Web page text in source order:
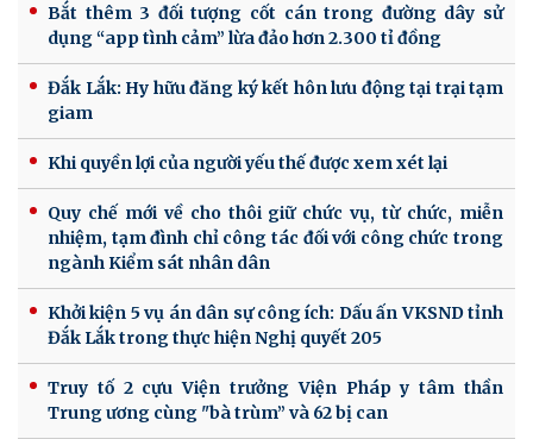
Bắt thêm 3 đối tượng cốt cán trong đường dây sử
dụng “app tình cảm” lừa đảo hơn 2.300 tỉ đồng
Đắk Lắk: Hy hữu đăng ký kết hôn lưu động tại trại tạm
giam
Khi quyền lợi của người yếu thế được xem xét lại
Quy chế mới về cho thôi giữ chức vụ, từ chức, miễn
nhiệm, tạm đình chỉ công tác đối với công chức trong
ngành Kiểm sát nhân dân
Khởi kiện 5 vụ án dân sự công ích: Dấu ấn VKSND tỉnh
Đắk Lắk trong thực hiện Nghị quyết 205
Truy tố 2 cựu Viện trưởng Viện Pháp y tâm thần
Trung ương cùng "bà trùm” và 62 bị can